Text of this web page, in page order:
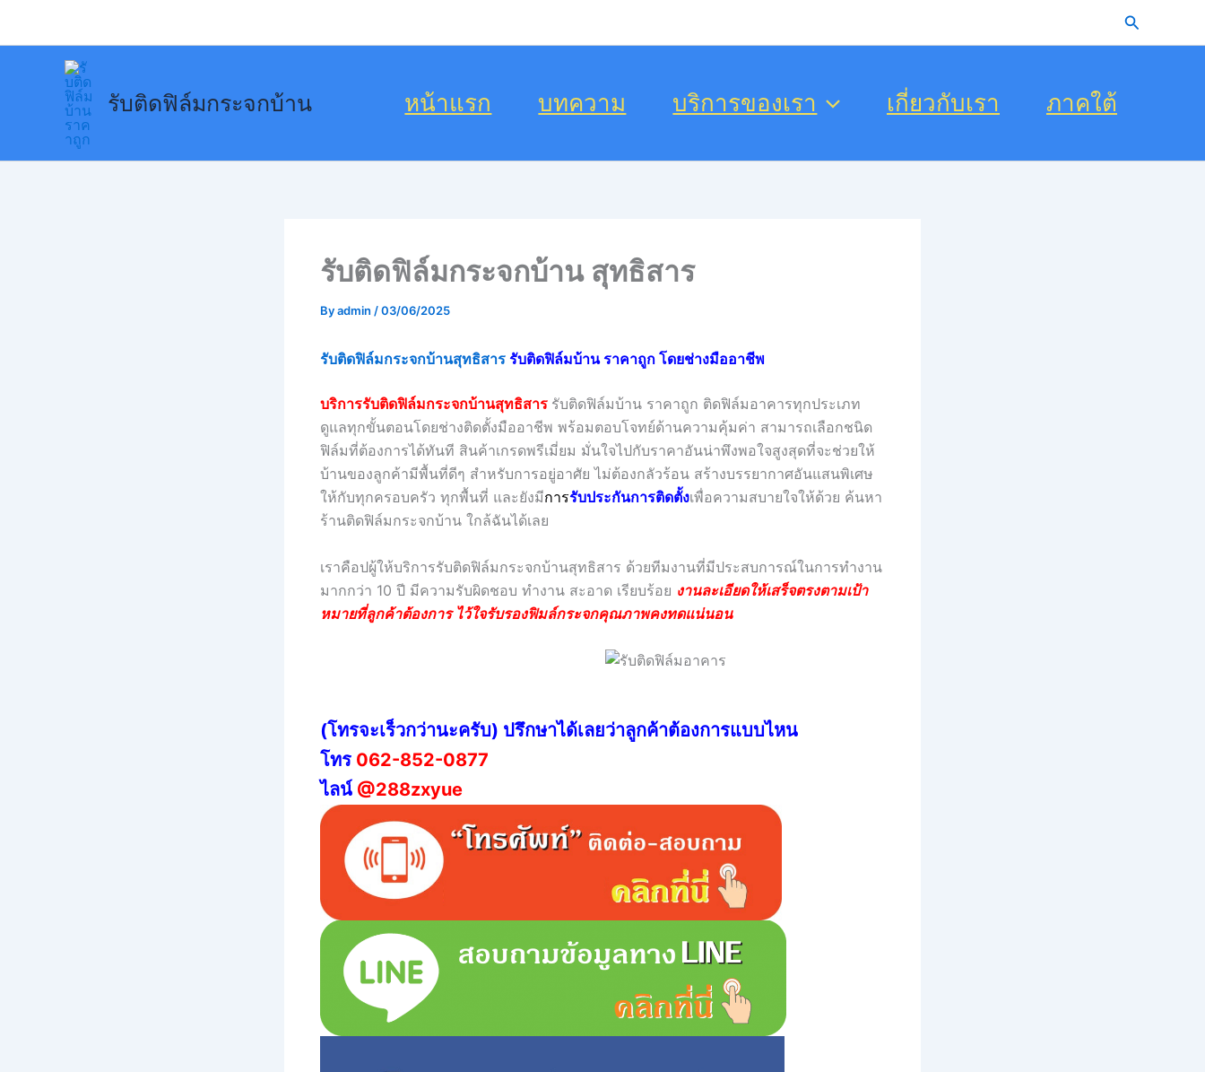
Search
รับติดฟิล์มกระจกบ้าน หน้าแรก บทความ บริการของเรา เกี่ยวกับเรา ภาคใต้
รับติดฟิล์มกระจกบ้าน สุทธิสาร
Byadmin /03/06/2025
รับติดฟิล์มกระจกบ้านสุทธิสาร รับติดฟิล์มบ้าน ราคาถูก โดยช่างมืออาชีพ
บริการรับติดฟิล์มกระจกบ้านสุทธิสาร รับติดฟิล์มบ้าน ราคาถูก ติดฟิล์มอาคารทุกประเภท
ดูแลทุกขั้นตอนโดยช่างติดตั้งมืออาชีพ พร้อมตอบโจทย์ด้านความคุ้มค่า สามารถเลือกชนิด
ฟิล์มที่ต้องการได้ทันที สินค้าเกรดพรีเมี่ยม มั่นใจไปกับราคาอันน่าพึงพอใจสูงสุดที่จะช่วยให้
บ้านของลูกค้ามีพื้นที่ดีๆ สำหรับการอยู่อาศัย ไม่ต้องกลัวร้อน สร้างบรรยากาศอันแสนพิเศษ
ให้กับทุกครอบครัว ทุกพื้นที่ และยังมีการรับประกันการติดตั้งเพื่อความสบายใจให้ด้วย ค้นหา
ร้านติดฟิล์มกระจกบ้าน ใกล้ฉันได้เลย
เราคือปผู้ให้บริการรับติดฟิล์มกระจกบ้านสุทธิสาร ด้วยทีมงานที่มีประสบการณ์ในการทำงาน
มากกว่า 10 ปี มีความรับผิดชอบ ทำงาน สะอาด เรียบร้อย งานละเอียดให้เสร็จตรงตามเป้า
หมายที่ลูกค้าต้องการ ไว้ใจรับรองฟิมล์กระจกคุณภาพคงทดแน่นอน
(โทรจะเร็วกว่านะครับ) ปรึกษาได้เลยว่าลูกค้าต้องการแบบไหน
โทร 062-852-0877
ไลน์ @288zxyue